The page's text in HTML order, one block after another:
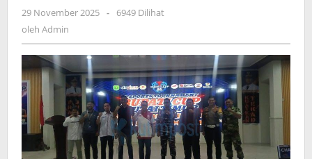
Bukit
Pelangi
29 November 2025 oleh
-
6949 Dilihat
oleh Admin